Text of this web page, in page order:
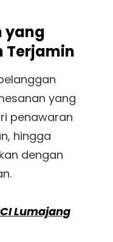
yang
Terjamin
yang
penawaran
hingga
dengan
Lumajang